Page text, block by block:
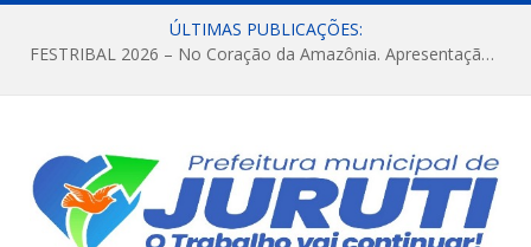
ÚLTIMAS PUBLICAÇÕES:
FESTRIBAL 2026 – No Coração da Amazônia. Apresentação da Munduruku.